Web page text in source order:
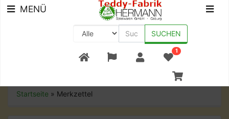
+49 (0) 9561-8590-0
MENÜ
SUCHEN
1
Startseite » Merkzettel